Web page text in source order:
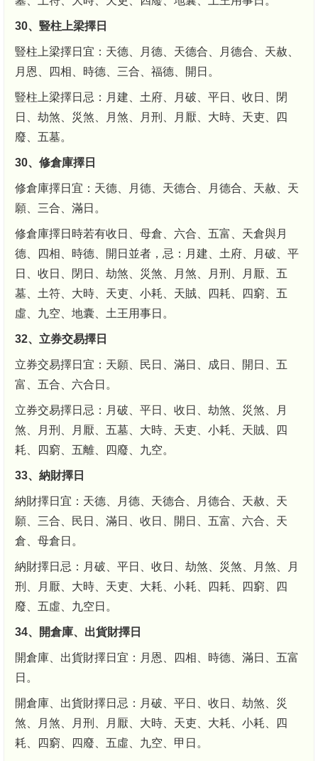
30、豎柱上梁擇日
豎柱上梁擇日宜：天德、月德、天德合、月德合、天赦、
月恩、四相、時德、三合、福德、開日。
豎柱上梁擇日忌：月建、土府、月破、平日、收日、閉
日、劫煞、災煞、月煞、月刑、月厭、大時、天吏、四
廢、五墓。
30、修倉庫擇日
修倉庫擇日宜：天德、月德、天德合、月德合、天赦、天
願、三合、滿日。
修倉庫擇日時若有收日、母倉、六合、五富、天倉與月
德、四相、時德、開日並者，忌：月建、土府、月破、平
日、收日、閉日、劫煞、災煞、月煞、月刑、月厭、五
墓、土符、大時、天吏、小耗、天賊、四耗、四窮、五
虛、九空、地囊、土王用事日。
32、立券交易擇日
立券交易擇日宜：天願、民日、滿日、成日、開日、五
富、五合、六合日。
立券交易擇日忌：月破、平日、收日、劫煞、災煞、月
煞、月刑、月厭、五墓、大時、天吏、小耗、天賊、四
耗、四窮、五離、四廢、九空。
33、納財擇日
納財擇日宜：天德、月德、天德合、月德合、天赦、天
願、三合、民日、滿日、收日、開日、五富、六合、天
倉、母倉日。
納財擇日忌：月破、平日、收日、劫煞、災煞、月煞、月
刑、月厭、大時、天吏、大耗、小耗、四耗、四窮、四
廢、五虛、九空日。
34、開倉庫、出貨財擇日
開倉庫、出貨財擇日宜：月恩、四相、時德、滿日、五富
日。
開倉庫、出貨財擇日忌：月破、平日、收日、劫煞、災
煞、月煞、月刑、月厭、大時、天吏、大耗、小耗、四
耗、四窮、四廢、五虛、九空、甲日。